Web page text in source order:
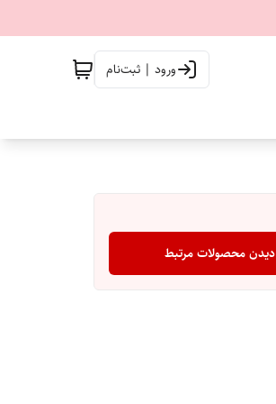
ورود | ثبت‌نام
دیدن محصولات مرتبط